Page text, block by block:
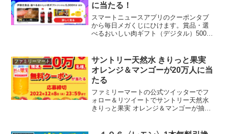
に当たる！
スマートニュースアプリのクーポンタブ
から毎日メガくじにひけます。賞品・選
べるおいしい肉ギフト（デジタル）5000
引き換え ブラックサンダー 40,000
名 昨日...
ファミリーマート
サントリー天然水 きりっと果実
オレンジ＆マンゴーが20万人に当
たる
ファミリーマートの公式ツイッターでフ
ォロー＆リツイートでサントリー天然水
きりっと果実 オレンジ＆マンゴーが抽選
ます。🎊:ﾟ⋆🍊｡:ﾟ*🥭:ﾟ･🍊⋆:*🥭サントリ